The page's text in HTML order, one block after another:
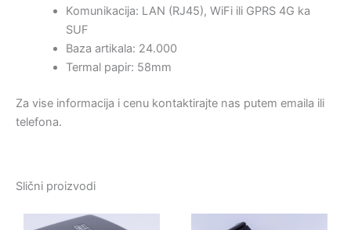
Komunikacija: LAN (RJ45), WiFi ili GPRS 4G ka
SUF
Baza artikala: 24.000
Termal papir: 58mm
Za vise informacija i cenu kontaktirajte nas putem emaila ili
telefona.
Slični proizvodi